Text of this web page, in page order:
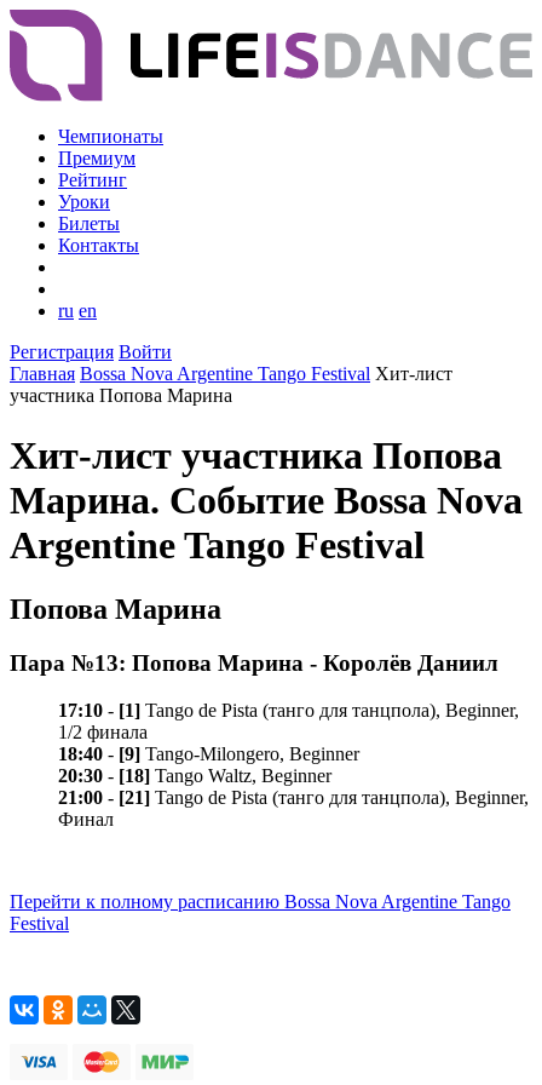
Чемпионаты
Премиум
Рейтинг
Уроки
Билеты
Контакты
ru en
Регистрация Войти
Главная Bossa Nova Argentine Tango Festival Хит-лист
участника Попова Марина
Хит-лист участника Попова
Марина. Событие Bossa Nova
Argentine Tango Festival
Попова Марина
Пара №13: Попова Марина - Королёв Даниил
17:10 - [1] Tango de Pista (танго для танцпола), Beginner,
1/2 финала
18:40 - [9] Tango-Milongero, Beginner
20:30 - [18] Tango Waltz, Beginner
21:00 - [21] Tango de Pista (танго для танцпола), Beginner,
Финал
Перейти к полному расписанию Bossa Nova Argentine Tango
Festival